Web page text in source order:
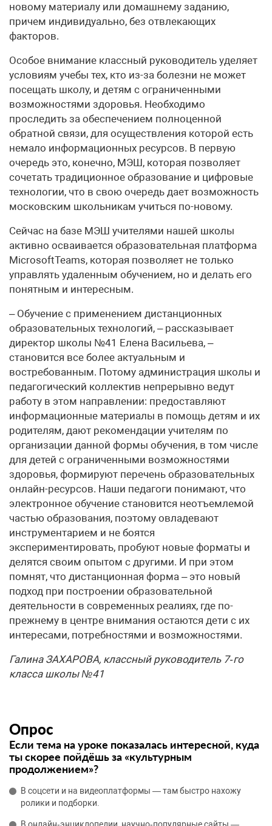
новому материалу или домашнему заданию,
причем индивидуально, без отвлекающих
факторов.
Особое внимание классный руководитель уделяет
условиям учебы тех, кто из-за болезни не может
посещать школу, и детям с ограниченными
возможностями здоровья. Необходимо
проследить за обеспечением полноценной
обратной связи, для осуществления которой есть
немало информационных ресурсов. В первую
очередь это, конечно, МЭШ, которая позволяет
сочетать традиционное образование и цифровые
технологии, что в свою очередь дает возможность
московским школьникам учиться по-новому.
Сейчас на базе МЭШ учителями нашей школы
активно осваивается образовательная платформа
MicrosoftTeams, которая позволяет не только
управлять удаленным обучением, но и делать его
понятным и интересным.
– Обучение с применением дистанционных
образовательных технологий, – рассказывает
директор школы №41 Елена Васильева, –
становится все более актуальным и
востребованным. Потому администрация школы и
педагогический коллектив непрерывно ведут
работу в этом направлении: предоставляют
информационные материалы в помощь детям и их
родителям, дают рекомендации учителям по
организации данной формы обучения, в том числе
для детей с ограниченными возможностями
здоровья, формируют перечень образовательных
онлайн-ресурсов. Наши педагоги понимают, что
электронное обучение становится неотъемлемой
частью образования, поэтому овладевают
инструментарием и не боятся
экспериментировать, пробуют новые форматы и
делятся своим опытом с другими. И при этом
помнят, что дистанционная форма – это новый
подход при построении образовательной
деятельности в современных реалиях, где по-
прежнему в центре внимания остаются дети с их
интересами, потребностями и возможностями.
Галина ЗАХАРОВА, классный руководитель 7‑го
класса школы №41
Опрос
Если тема на уроке показалась интересной, куда
ты скорее пойдёшь за «культурным
продолжением»?
В соцсети и на видеоплатформы — там быстро нахожу
ролики и подборки.